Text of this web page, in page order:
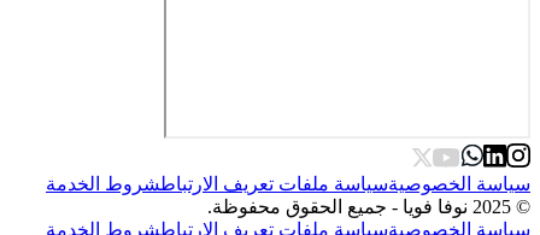
سياسة الخصوصيةسياسة ملفات تعريف الارتباطشروط الخدمة
© 2025 نوفا فويا - جميع الحقوق محفوظة.
سياسة الخصوصيةسياسة ملفات تعريف الارتباطشروط الخدمة